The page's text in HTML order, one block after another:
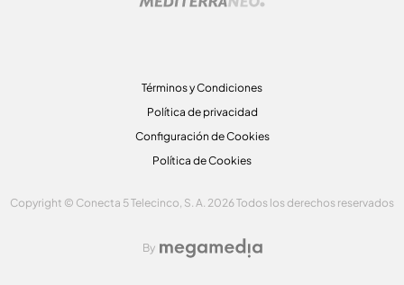
Términos y Condiciones
Política de privacidad
Configuración de Cookies
Política de Cookies
Copyright © Conecta 5 Telecinco, S. A. 2026 Todos los derechos reservados
By